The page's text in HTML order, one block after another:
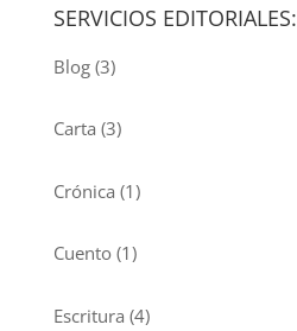
SERVICIOS EDITORIALES:
Blog(3)
Carta (3)
Crónica (1)
Cuento(1)
Escritura (4)